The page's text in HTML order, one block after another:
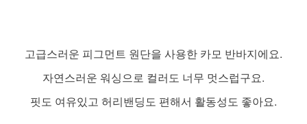
고급스러운 피그먼트 원단을 사용한 카모 반바지에요.
자연스러운 워싱으로 컬러도 너무 멋스럽구요.
핏도 여유있고 허리밴딩도 편해서 활동성도 좋아요.